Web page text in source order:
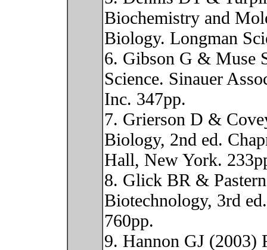
Biochemistry and
Biology. Longman
6. Gibson G & Muse
Science. Sinauer
Inc. 347pp.
7. Grierson D &
Biology, 2nd ed.
Hall, New York.
8. Glick BR &
Biotechnology, 3rd
760pp.
9. Hannon GJ (2003)